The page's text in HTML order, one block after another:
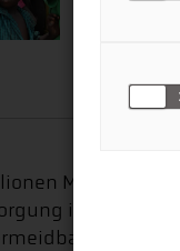
Menschen,
ist für viele